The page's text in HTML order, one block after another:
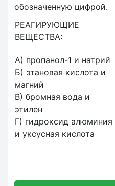
обозначенную цифрой.
РЕАГИРУЮЩИЕ
ВЕЩЕСТВА:
А) пропанол-1 и натрий
Б) этановая кислота и
магний
В) бромная вода и
этилен
Г) гидроксид алюминия
и уксусная кислота